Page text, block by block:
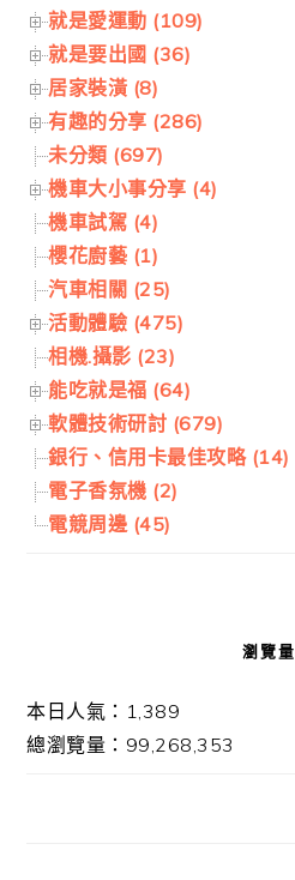
就是愛運動 (109)
就是要出國 (36)
居家裝潢 (8)
有趣的分享 (286)
未分類 (697)
機車大小事分享 (4)
機車試駕 (4)
櫻花廚藝 (1)
汽車相關 (25)
活動體驗 (475)
相機.攝影 (23)
能吃就是福 (64)
軟體技術研討 (679)
銀行、信用卡最佳攻略 (14)
電子香氛機 (2)
電競周邊 (45)
瀏覽量
本日人氣：1,389
總瀏覽量：99,268,353